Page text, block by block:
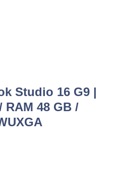
Studio 16 G9 |
RAM 48 GB /